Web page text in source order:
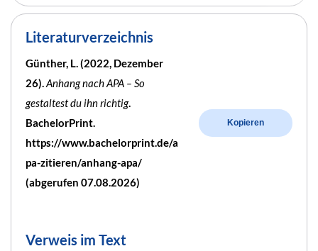
Literaturverzeichnis
Günther, L. (2022, Dezember
26).Anhang nach APA – So
gestaltest du ihn richtig.
BachelorPrint.
https://www.bachelorprint.de/a
pa-zitieren/anhang-apa/
(abgerufen 07.08.2026)
Kopieren
Verweis im Text